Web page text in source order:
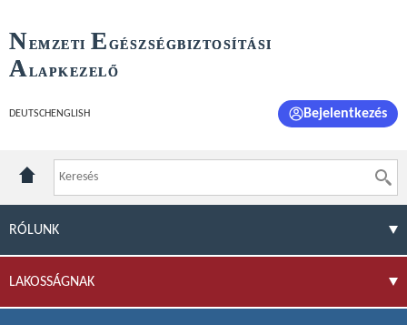
NEMZETI E GÉSZSÉGBIZTOSÍTÁSI
ALAPKEZELŐ
DEUTSCH ENGLISH Bejelentkezés
RÓLUNK
LAKOSSÁGNAK